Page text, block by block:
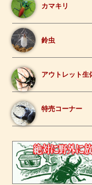
カマキリ
鈴虫
アウトレット生
特売コーナー